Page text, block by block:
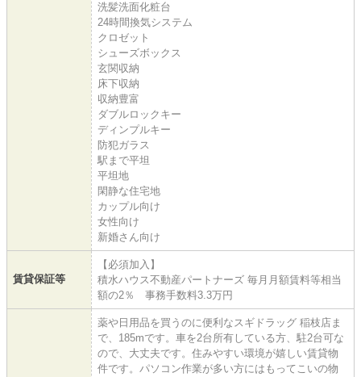
洗髪洗面化粧台
24時間換気システム
クロゼット
シューズボックス
玄関収納
床下収納
収納豊富
ダブルロックキー
ディンプルキー
防犯ガラス
駅まで平坦
平坦地
閑静な住宅地
カップル向け
女性向け
新婚さん向け
賃貸保証等
【必須加入】
積水ハウス不動産パートナーズ 毎月月額賃料等相当
額の2％ 事務手数料3.3万円
薬や日用品を買うのに便利なスギドラッグ 稲枝店ま
で、185mです。車を2台所有している方、駐2台可な
ので、大丈夫です。住みやすい環境が嬉しい賃貸物
件です。パソコン作業が多い方にはもってこいの物